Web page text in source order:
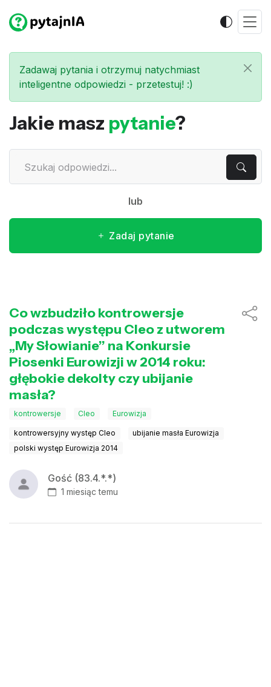
Zadawaj pytania i otrzymuj natychmiast
inteligentne odpowiedzi - przetestuj! :)
Jakie masz pytanie?
lub
Zadaj pytanie
Co wzbudziło kontrowersje
podczas występu Cleo z utworem
„My Słowianie” na Konkursie
Piosenki Eurowizji w 2014 roku:
głębokie dekolty czy ubijanie
masła?
kontrowersje Cleo Eurowizja
kontrowersyjny występ Cleo
ubijanie masła Eurowizja
polski występ Eurowizja 2014
Gość (83.4.*.*)
1 miesiąc temu